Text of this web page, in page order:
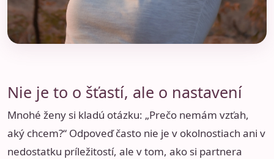
Nie je to o šťastí, ale o nastavení
Mnohé ženy si kladú otázku: „Prečo nemám vzťah,
aký chcem?“ Odpoveď často nie je v okolnostiach ani v
nedostatku príležitostí, ale v tom, ako si partnera